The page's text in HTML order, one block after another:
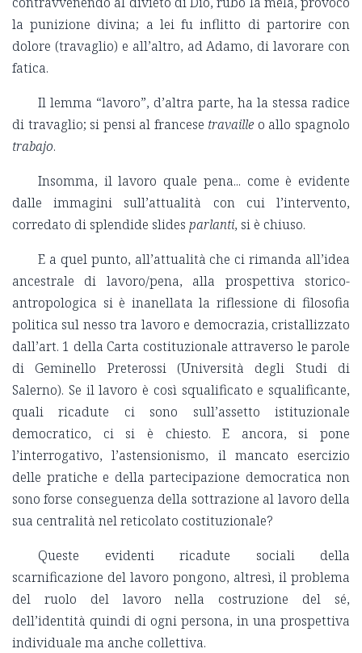
la punizione divina; a lei fu inflitto di partorire con
dolore (travaglio) e all’altro, ad Adamo, di lavorare con
fatica.
Il lemma “lavoro”, d’altra parte, ha la stessa radice
di travaglio; si pensi al francese travaille o allo spagnolo
trabajo.
Insomma, il lavoro quale pena... come è evidente
dalle immagini sull’attualità con cui l’intervento,
corredato di splendide slides parlanti, si è chiuso.
E a quel punto, all’attualità che ci rimanda all’idea
ancestrale di lavoro/pena, alla prospettiva storico-
antropologica si è inanellata la riflessione di filosofia
politica sul nesso tra lavoro e democrazia, cristallizzato
dall’art. 1 della Carta costituzionale attraverso le parole
di Geminello Preterossi (Università degli Studi di
Salerno). Se il lavoro è così squalificato e squalificante,
quali ricadute ci sono sull’assetto istituzionale
democratico, ci si è chiesto. E ancora, si pone
l’interrogativo, l’astensionismo, il mancato esercizio
delle pratiche e della partecipazione democratica non
sono forse conseguenza della sottrazione al lavoro della
sua centralità nel reticolato costituzionale?
Queste evidenti ricadute sociali della
scarnificazione del lavoro pongono, altresì, il problema
del ruolo del lavoro nella costruzione del sé,
dell’identità quindi di ogni persona, in una prospettiva
individuale ma anche collettiva.